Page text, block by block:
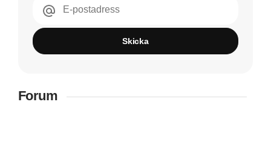
E-postadress
Skicka
Forum